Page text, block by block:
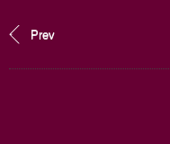
Prev